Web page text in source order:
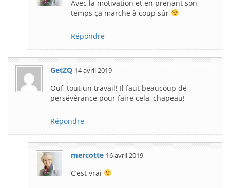
Avec la motivation et en prenant son
temps ça marche à coup sûr
Répondre
GetZQ 14 avril 2019
Ouf, tout un travail! Il faut beaucoup de
persévérance pour faire cela, chapeau!
Répondre
mercotte 16 avril 2019
C’est vrai